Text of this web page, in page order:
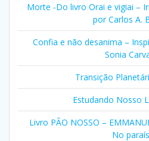
Morte -Do livro Orai e vigiai –
por Carlos A.
Confia e não desanima –
Sonia
Transição
Estudando Nosso
Livro PÃO NOSSO –
No